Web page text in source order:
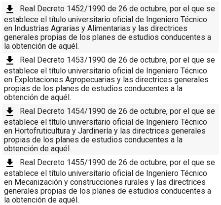
Real Decreto 1452/1990 de 26 de octubre, por el que se
establece el título universitario oficial de Ingeniero Técnico
en Industrias Agrarias y Alimentarias y las directrices
generales propias de los planes de estudios conducentes a
la obtención de aquél.
Real Decreto 1453/1990 de 26 de octubre, por el que se
establece el título universitario oficial de Ingeniero Técnico
en Explotaciones Agropecuarias y las directrices generales
propias de los planes de estudios conducentes a la
obtención de aquél.
Real Decreto 1454/1990 de 26 de octubre, por el que se
establece el título universitario oficial de Ingeniero Técnico
en Hortofruticultura y Jardinería y las directrices generales
propias de los planes de estudios conducentes a la
obtención de aquél.
Real Decreto 1455/1990 de 26 de octubre, por el que se
establece el título universitario oficial de Ingeniero Técnico
en Mecanización y construcciones rurales y las directrices
generales propias de los planes de estudios conducentes a
la obtención de aquél.